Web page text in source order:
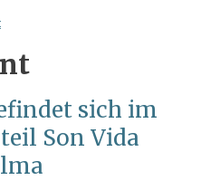
sich im
Son Vida